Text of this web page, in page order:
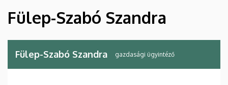
Egyetem
Balásházy
János
Gyakorló
Fülep-Szabó Szandra
Fülep-Szabó Szandra gazdasági ügyintéző